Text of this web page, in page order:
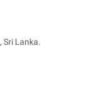
Sri Lanka.